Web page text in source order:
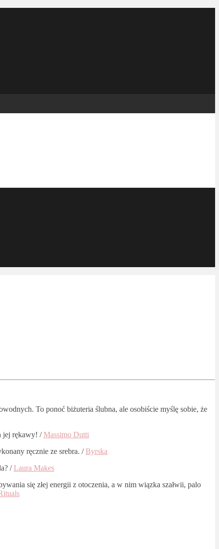
To ponoć biżuteria ślubna, ale osobiście myślę sobie, że
jej rękawy! /Massimo Dutti
ręcznie ze srebra. /Byrska
/Laura Makes
się złej energii z otoczenia, a w nim wiązka szałwii, palo